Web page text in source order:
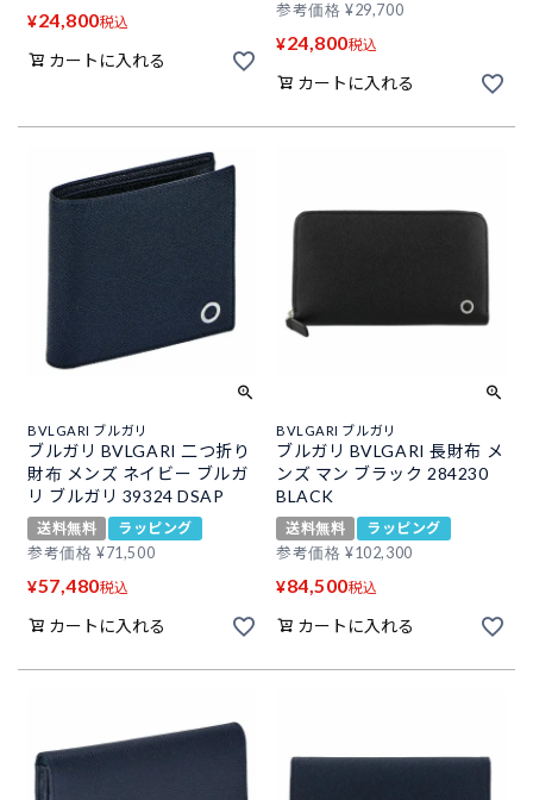
¥24,800税込
カートに入れる
参考価格 ¥29,700
¥24,800税込
カートに入れる
BVLGARI ブルガリ
ブルガリ BVLGARI 二つ折り
財布 メンズ ネイビー ブルガ
リ ブルガリ 39324 DSAP
送料無料
ラッピング
参考価格 ¥71,500
¥57,480税込
カートに入れる
BVLGARI ブルガリ
ブルガリ BVLGARI 長財布 メ
ンズ マン ブラック 284230
BLACK
送料無料
ラッピング
参考価格 ¥102,300
¥84,500税込
カートに入れる